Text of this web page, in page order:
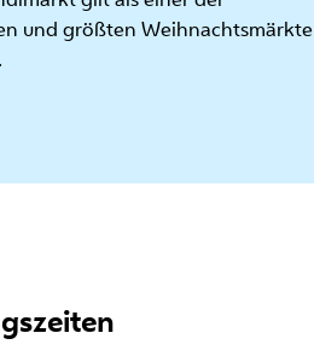
und größten Weihnachtsmärkte